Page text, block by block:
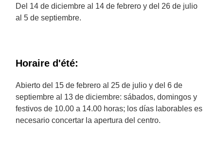
Del 14 de diciembre al 14 de febrero y del 26 de julio
al 5 de septiembre.
Horaire d'été:
Abierto del 15 de febrero al 25 de julio y del 6 de
septiembre al 13 de diciembre: sábados, domingos y
festivos de 10.00 a 14.00 horas; los días laborables es
necesario concertar la apertura del centro.